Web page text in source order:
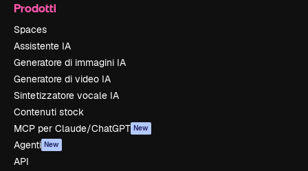
Prodotti
Spaces
Assistente IA
Generatore di immagini IA
Generatore di video IA
Sintetizzatore vocale IA
Contenuti stock
MCP per Claude/ChatGPT New
Agenti New
API